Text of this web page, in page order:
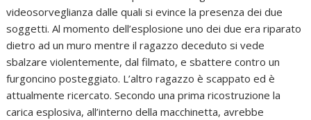
videosorveglianza dalle quali si evince la presenza dei due
soggetti. Al momento dell’esplosione uno dei due era riparato
dietro ad un muro mentre il ragazzo deceduto si vede
sbalzare violentemente, dal filmato, e sbattere contro un
furgoncino posteggiato. L’altro ragazzo è scappato ed è
attualmente ricercato. Secondo una prima ricostruzione la
carica esplosiva, all’interno della macchinetta, avrebbe